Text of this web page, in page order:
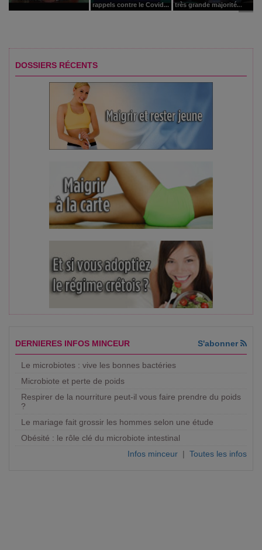
rappels contre le Covid...
très grande majorité...
DOSSIERS RÉCENTS
DERNIERES INFOS MINCEUR S'abonner
Le microbiotes : vive les bonnes bactéries
Microbiote et perte de poids
Respirer de la nourriture peut-il vous faire prendre du poids
?
Le mariage fait grossir les hommes selon une étude
Obésité : le rôle clé du microbiote intestinal
Infos minceur | Toutes les infos